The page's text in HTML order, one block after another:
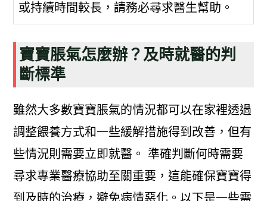
或持續時間較長，請務必尋求醫生幫助。
寶寶脹氣怎麼辦？及時就醫的判
斷標準
雖然大多數寶寶脹氣的情況都可以在家裡透過
調整餵養方式和一些緩解措施得到改善，但有
些情況則需要立即就醫。 準確判斷何時需要
尋求專業醫療協助至關重要，這能確保寶寶得
到及時的治療，避免病情惡化。以下是一些需